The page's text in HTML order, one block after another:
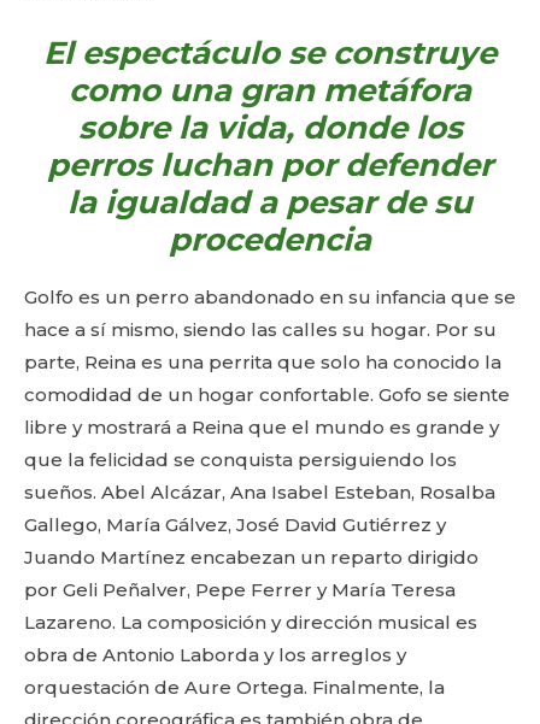
El espectáculo se construye
como una gran metáfora
sobre la vida, donde los
perros luchan por defender
la igualdad a pesar de su
procedencia
Golfo es un perro abandonado en su infancia que se
hace a sí mismo, siendo las calles su hogar. Por su
parte, Reina es una perrita que solo ha conocido la
comodidad de un hogar confortable. Gofo se siente
libre y mostrará a Reina que el mundo es grande y
que la felicidad se conquista persiguiendo los
sueños. Abel Alcázar, Ana Isabel Esteban, Rosalba
Gallego, María Gálvez, José David Gutiérrez y
Juando Martínez encabezan un reparto dirigido
por Geli Peñalver, Pepe Ferrer y María Teresa
Lazareno. La composición y dirección musical es
obra de Antonio Laborda y los arreglos y
orquestación de Aure Ortega. Finalmente, la